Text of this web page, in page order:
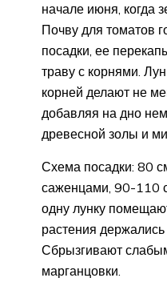
начале июня, когда
Почву для томатов
посадки, ее
траву с корнями.
корней делают не
добавляя на дно
древесной золы и
Схема посадки: 80
саженцами, 90-110
одну лунку
растения держались
Сбрызгивают
марганцовки.